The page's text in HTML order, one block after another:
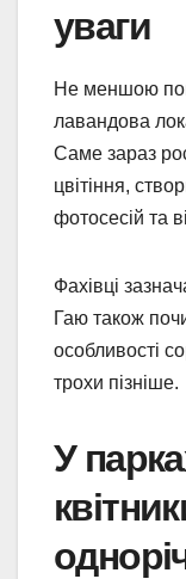
уваги
Не меншою
лавандова
Саме зараз
цвітіння,
фотосесій та
Фахівці
Гаю також
особливості
трохи пізніше.
У